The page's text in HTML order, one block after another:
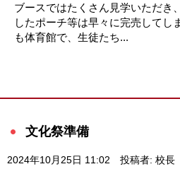
ブースではたくさん見学いただき
したポーチ等は早々に完売して
も体育館で、生徒たち...
文化祭準備
2024年10月25日 11:02 投稿者: 校長